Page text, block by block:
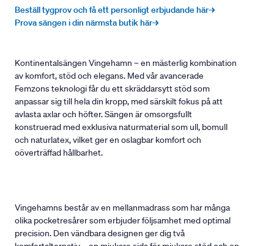
Beställ tygprov och få ett personligt erbjudande här→
Prova sängen i din närmsta butik här→
Kontinentalsängen Vingehamn – en mästerlig kombination
av komfort, stöd och elegans. Med vår avancerade
Femzons teknologi får du ett skräddarsytt stöd som
anpassar sig till hela din kropp, med särskilt fokus på att
avlasta axlar och höfter. Sängen är omsorgsfullt
konstruerad med exklusiva naturmaterial som ull, bomull
och naturlatex, vilket ger en oslagbar komfort och
oöverträffad hållbarhet.
Vingehamns består av en mellanmadrass som har många
olika pocketresårer som erbjuder följsamhet med optimal
precision. Den vändbara designen ger dig två